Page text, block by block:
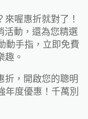
喔惠折就對了！
動，還為您精選
動手指，立即免費
趣。
折，開啟您的聰明
年度優惠！千萬別